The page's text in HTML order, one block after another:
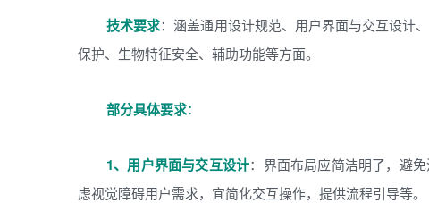
技术要求：涵盖通用设计规范、用户界面与交互设计
保护、生物特征安全、辅助功能等方面。
部分具体要求：
1、用户界面与交互设计：界面布局应简洁明了，避
虑视觉障碍用户需求，宜简化交互操作，提供流程引导等。